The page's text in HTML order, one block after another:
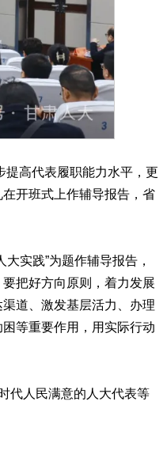
高代表履职能力水平，更
开班式上作辅导报告，省
实践”为题作辅导报告，
把好方向原则，着力发展
道、激发基层活力、办理
等重要作用，用实际行动
代人民满意的人大代表等